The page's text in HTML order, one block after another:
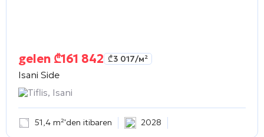
gelen ₾161 842 ₾3 017/м²
Isani Side
Tiflis, Isani
51,4 m²'den itibaren 2028